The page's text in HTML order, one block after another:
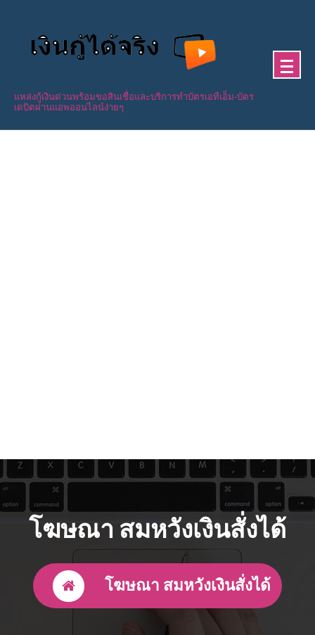
แหล่งกู้เงินด่วนพร้อมขอสินเชื่อและบริการทำบัตรเอทีเอ็ม-บัตร
เดบิตผ่านแอพออนไลน์ง่ายๆ
โฆษณา สมหวังเงินสั่งได้
โฆษณา สมหวังเงินสั่งได้